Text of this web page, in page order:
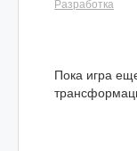
Разработка
Пока игра